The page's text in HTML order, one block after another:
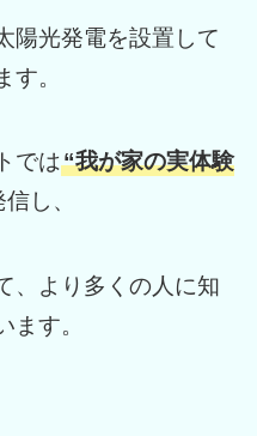
陽光発電を設置して
す。
では“我が家の実体験
し、
、より多くの人に知
ます。